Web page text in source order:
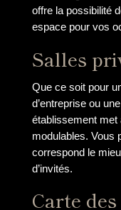
offre la possibilité
espace pour vos
Salles
Que ce soit pour
d’entreprise ou
établissement met
modulables. Vous
correspond le
d’invités.
Carte